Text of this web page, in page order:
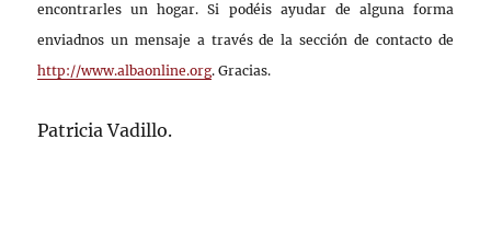
encontrarles un hogar. Si podéis ayudar de alguna forma
enviadnos un mensaje a través de la sección de contacto de
http://www.albaonline.org. Gracias.
Patricia Vadillo.